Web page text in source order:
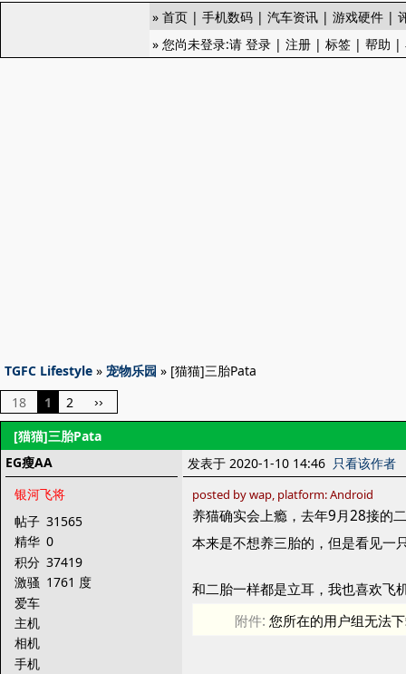
» 首页 | 手机数码 | 汽车资讯 | 游戏硬件 |
» 您尚未登录:请 登录 | 注册 | 标签 | 帮助 |
TGFC Lifestyle » 宠物乐园 » [猫猫]三胎Pata
18
1 2 ››
[猫猫]三胎Pata
EG瘦AA
银河飞将
帖子 31565
精华 0
积分 37419
激骚 1761 度
爱车
主机
相机
手机
发表于 2020-1-10 14:46 只看该作者
posted by wap, platform: Android
养猫确实会上瘾，去年9月28接的
本来是不想养三胎的，但是看见一
和二胎一样都是立耳，我也喜欢飞
附件:您所在的用户组无法